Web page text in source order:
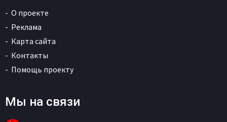
О проекте
Реклама
Карта сайта
Контакты
Помощь проекту
Мы на связи